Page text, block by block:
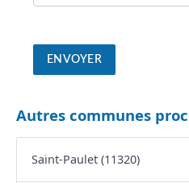
Autres communes
Saint-Paulet (11320)